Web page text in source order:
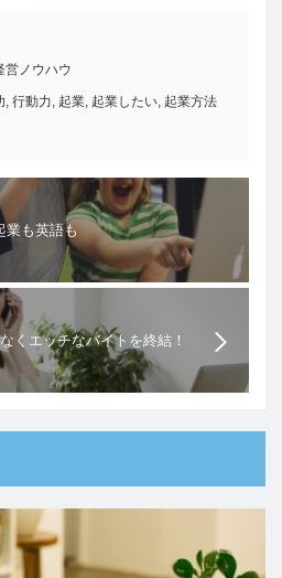
営ノウハウ
, 行動力, 起業, 起業したい, 起業方法
業も英語も
くエッチなバイトを終結！